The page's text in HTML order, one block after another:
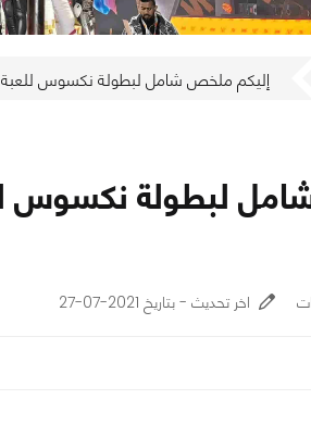
إليكم ملخص شامل لبطولة نكسوس للعبة League of Legends حتى الآن !
اخر تحديث - بتاريخ 2021-07-27